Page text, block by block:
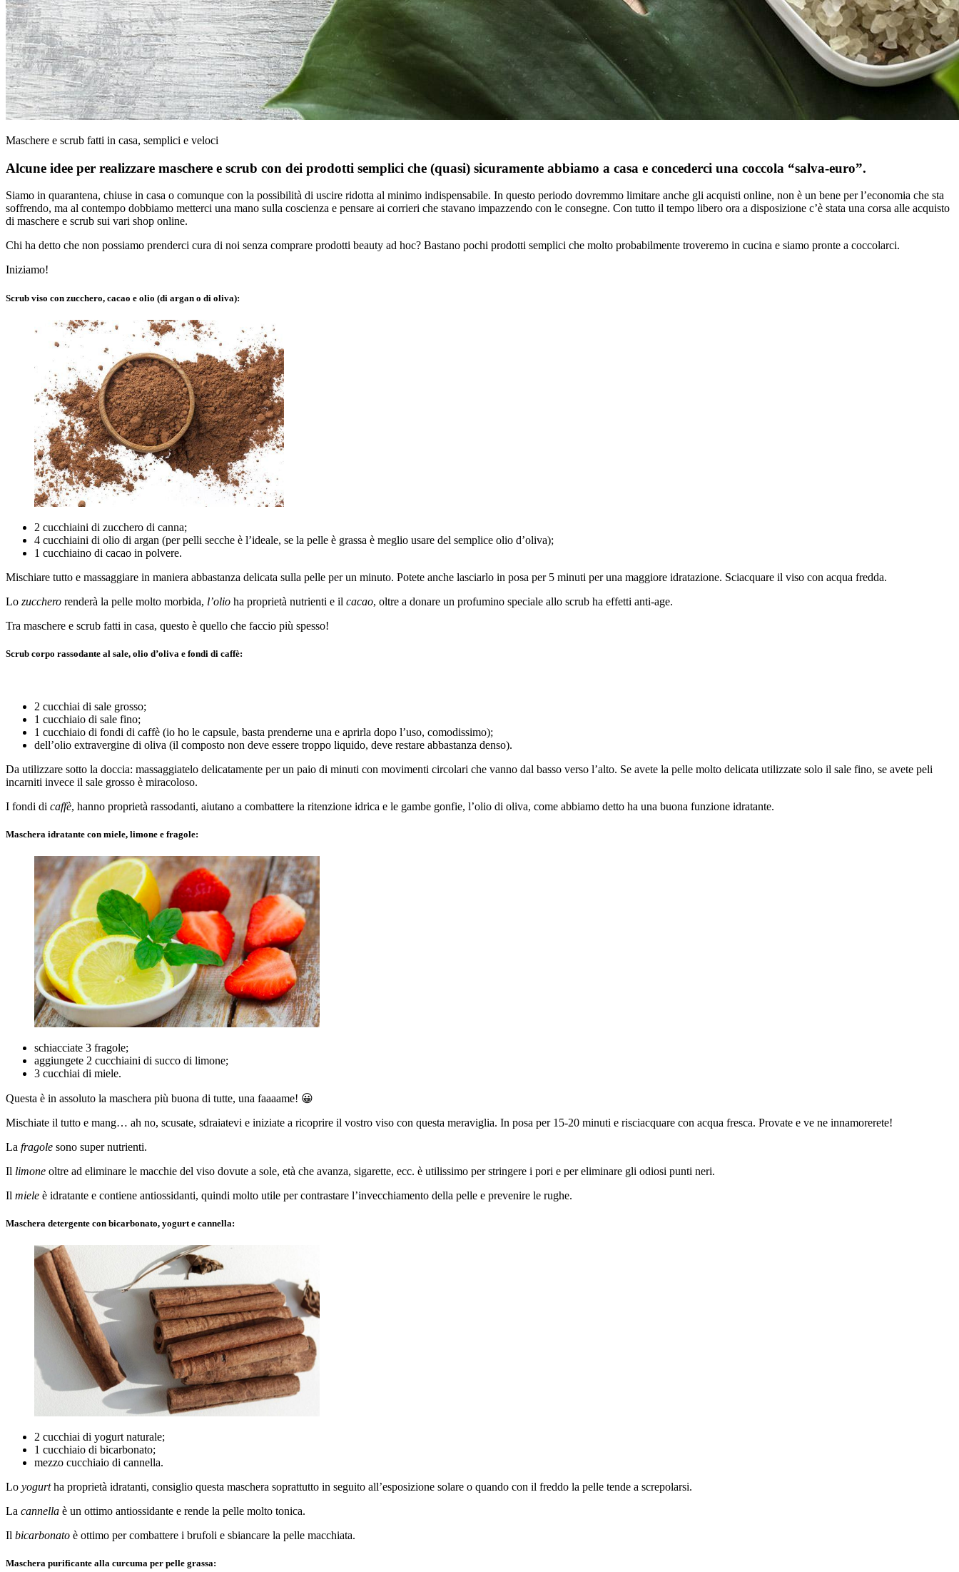
Maschere e scrub fatti in casa, semplici e veloci
Alcune idee per realizzare maschere e scrub con dei prodotti semplici che (quasi) sicuramente abbiamo a casa e concederci una coccola “salva-euro”.
Siamo in quarantena, chiuse in casa o comunque con la possibilità di uscire ridotta al minimo indispensabile. In questo periodo dovremmo limitare anche gli acquisti online, non è un bene per l’economia che sta
soffrendo, ma al contempo dobbiamo metterci una mano sulla coscienza e pensare ai corrieri che stavano impazzendo con le consegne. Con tutto il tempo libero ora a disposizione c’è stata una corsa alle acquisto
di maschere e scrub sui vari shop online.
Chi ha detto che non possiamo prenderci cura di noi senza comprare prodotti beauty ad hoc? Bastano pochi prodotti semplici che molto probabilmente troveremo in cucina e siamo pronte a coccolarci.
Iniziamo!
Scrub viso con zucchero, cacao e olio (di argan o di oliva):
2 cucchiaini di zucchero di canna;
4 cucchiaini di olio di argan (per pelli secche è l’ideale, se la pelle è grassa è meglio usare del semplice olio d’oliva);
1 cucchiaino di cacao in polvere.
Mischiare tutto e massaggiare in maniera abbastanza delicata sulla pelle per un minuto. Potete anche lasciarlo in posa per 5 minuti per una maggiore idratazione. Sciacquare il viso con acqua fredda.
Lo zucchero renderà la pelle molto morbida, l’olio ha proprietà nutrienti e il cacao, oltre a donare un profumino speciale allo scrub ha effetti anti-age.
Tra maschere e scrub fatti in casa, questo è quello che faccio più spesso!
Scrub corpo rassodante al sale, olio d’oliva e fondi di caffè:
2 cucchiai di sale grosso;
1 cucchiaio di sale fino;
1 cucchiaio di fondi di caffè (io ho le capsule, basta prenderne una e aprirla dopo l’uso, comodissimo);
dell’olio extravergine di oliva (il composto non deve essere troppo liquido, deve restare abbastanza denso).
Da utilizzare sotto la doccia: massaggiatelo delicatamente per un paio di minuti con movimenti circolari che vanno dal basso verso l’alto. Se avete la pelle molto delicata utilizzate solo il sale fino, se avete peli
incarniti invece il sale grosso è miracoloso.
I fondi di caffè, hanno proprietà rassodanti, aiutano a combattere la ritenzione idrica e le gambe gonfie, l’olio di oliva, come abbiamo detto ha una buona funzione idratante.
Maschera idratante con miele, limone e fragole:
schiacciate 3 fragole;
aggiungete 2 cucchiaini di succo di limone;
3 cucchiai di miele.
Questa è in assoluto la maschera più buona di tutte, una faaaame! 😀
Mischiate il tutto e mang… ah no, scusate, sdraiatevi e iniziate a ricoprire il vostro viso con questa meraviglia. In posa per 15-20 minuti e risciacquare con acqua fresca. Provate e ve ne innamorerete!
La fragole sono super nutrienti.
Il limone oltre ad eliminare le macchie del viso dovute a sole, età che avanza, sigarette, ecc. è utilissimo per stringere i pori e per eliminare gli odiosi punti neri.
Il miele è idratante e contiene antiossidanti, quindi molto utile per contrastare l’invecchiamento della pelle e prevenire le rughe.
Maschera detergente con bicarbonato, yogurt e cannella:
2 cucchiai di yogurt naturale;
1 cucchiaio di bicarbonato;
mezzo cucchiaio di cannella.
Lo yogurtha proprietà idratanti, consiglio questa maschera soprattutto in seguito all’esposizione solare o quando con il freddo la pelle tende a screpolarsi.
La cannella è un ottimo antiossidante e rende la pelle molto tonica.
Il bicarbonato è ottimo per combattere i brufoli e sbiancare la pelle macchiata.
Maschera purificante alla curcuma per pelle grassa: